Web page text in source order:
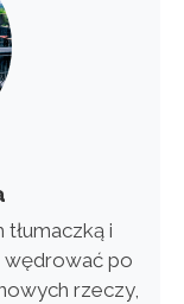
tłumaczką i
wędrować po
rzeczy,